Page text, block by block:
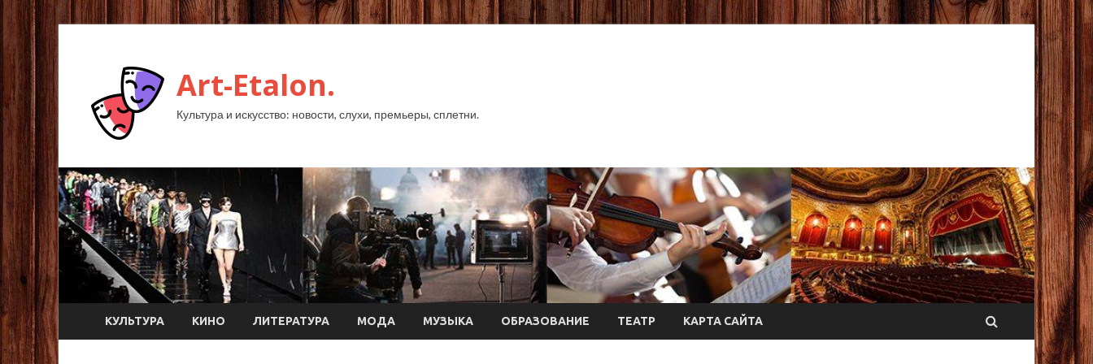
Art-Etalon.
Культура и искусство: новости, слухи, премьеры, сплетни.
КУЛЬТУРА КИНО ЛИТЕРАТУРА МОДА МУЗЫКА ОБРАЗОВАНИЕ ТЕАТР КАРТА САЙТА